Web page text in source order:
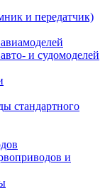
и передатчик)
и судомоделей
стандартного
и